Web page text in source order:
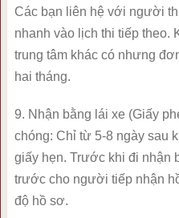
Các bạn liên hệ với người
nhanh vào lịch thi tiếp theo.
trung tâm khác có nhưng
hai tháng.
9. Nhận bằng lái xe (Giấy
chóng: Chỉ từ 5-8 ngày sau
giấy hẹn. Trước khi đi nhận
trước cho người tiếp nhận
độ hồ sơ.